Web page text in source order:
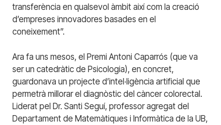
transferència en qualsevol àmbit així com la creació
d’empreses innovadores basades en el
coneixement”.
Ara fa uns mesos, el Premi Antoni Caparrós (que va
ser un catedràtic de Psicologia), en concret,
guardonava un projecte d’intel·ligència artificial que
permetrà millorar el diagnòstic del càncer colorectal.
Liderat pel Dr. Santi Seguí, professor agregat del
Departament de Matemàtiques i Informàtica de la UB,